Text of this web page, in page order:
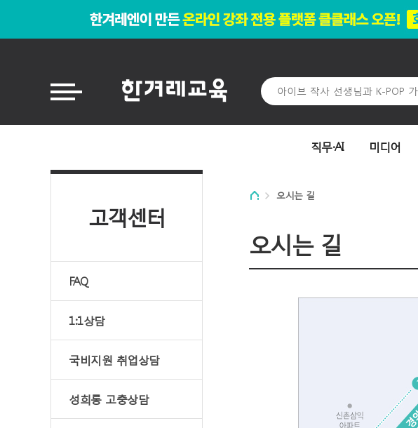
직무·AI 미디어
고객센터
FAQ
1:1상담
국비지원 취업상담
성희롱 고충상담
오시는 길
오시는 길